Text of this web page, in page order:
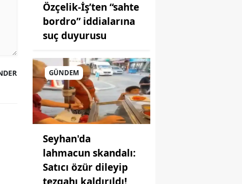
Özçelik-İş’ten “sahte
bordro” iddialarına
suç duyurusu
GÜNDEM
Seyhan'da
lahmacun skandalı:
Satıcı özür dileyip